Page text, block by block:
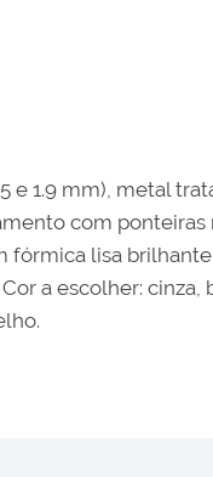
e 1.9 mm), metal
com
fórmica lisa
a escolher: cinza,